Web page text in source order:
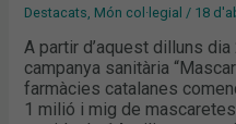
Destacats, Món col·legial / 18
A partir d’aquest dilluns
campanya sanitària
farmàcies catalanes
1 milió i mig de
20
D’ABRIL